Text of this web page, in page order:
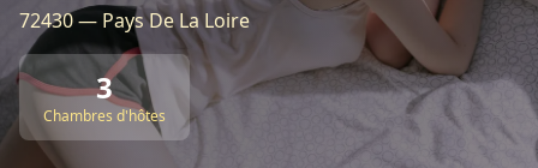
72430 — Pays De La Loire
3
Chambres d'hôtes